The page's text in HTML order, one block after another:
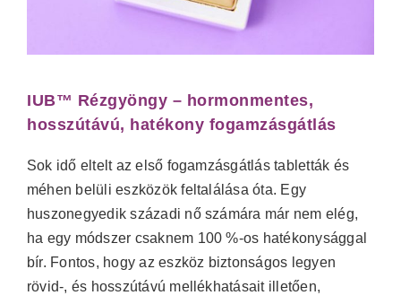
IUB™ Rézgyöngy – hormonmentes,
hosszútávú, hatékony fogamzásgátlás
Sok idő eltelt az első fogamzásgátlás tabletták és
méhen belüli eszközök feltalálása óta. Egy
huszonegyedik századi nő számára már nem elég,
ha egy módszer csaknem 100 %-os hatékonysággal
bír. Fontos, hogy az eszköz biztonságos legyen
rövid-, és hosszútávú mellékhatásait illetően,